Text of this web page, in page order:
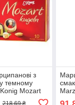
з
темному
Mozart